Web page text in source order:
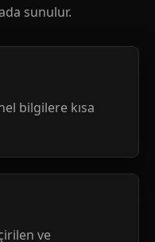
sunulur.
bilgilere kısa
ve